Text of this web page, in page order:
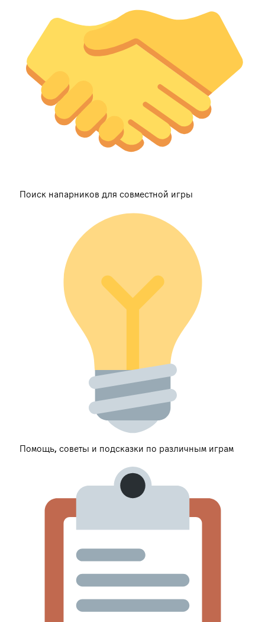
Поиск напарников для совместной игры
Помощь, советы и подсказки по различным играм